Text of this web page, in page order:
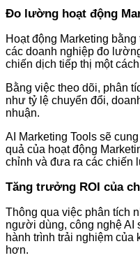
Đo lường hoạt động
Hoạt động Marketing
các doanh nghiệp đo
chiến dịch tiếp thị một
Bằng việc theo dõi, phân
như tỷ lệ chuyển đổi,
nhuận.
AI Marketing Tools sẽ
quả của hoạt động
chỉnh và đưa ra các chiến
Tăng trưởng ROI của
Thông qua việc phân tích
người dùng, công nghệ AI
hành trình trải nghiệm của
hơn.